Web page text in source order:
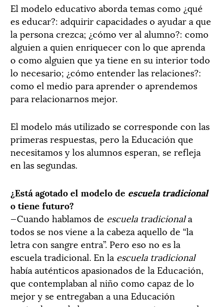
El modelo educativo aborda temas como ¿qué
es educar?: adquirir capacidades o ayudar a que
la persona crezca; ¿cómo ver al alumno?: como
alguien a quien enriquecer con lo que aprenda
o como alguien que ya tiene en su interior todo
lo necesario; ¿cómo entender las relaciones?:
como el medio para aprender o aprendemos
para relacionarnos mejor.
El modelo más utilizado se corresponde con las
primeras respuestas, pero la Educación que
necesitamos y los alumnos esperan, se refleja
en las segundas.
¿Está agotado el modelo de escuela tradicional
o tiene futuro?
—Cuando hablamos de escuela tradicionala
todos se nos viene a la cabeza aquello de “la
letra con sangre entra”. Pero eso no es la
escuela tradicional. En la escuela tradicional
había auténticos apasionados de la Educación,
que contemplaban al niño como capaz de lo
mejor y se entregaban a una Educación